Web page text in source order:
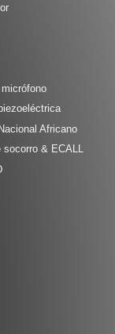
Africano
socorro & ECALL